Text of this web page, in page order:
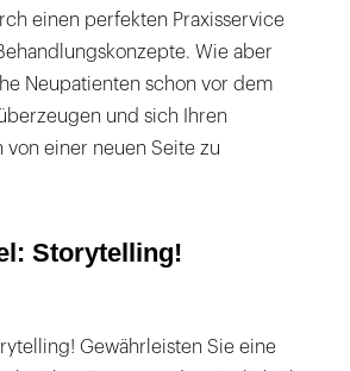
einen perfekten Praxisservice
Wie aber
Neupatienten schon vor dem
und sich Ihren
von einer neuen Seite zu
Storytelling!
Gewährleisten Sie eine